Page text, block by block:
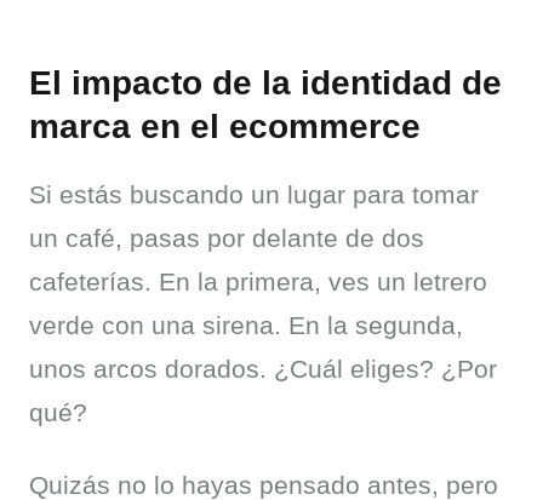
El impacto de la identidad de
marca en el ecommerce
Si estás buscando un lugar para tomar
un café, pasas por delante de dos
cafeterías. En la primera, ves un letrero
verde con una sirena. En la segunda,
unos arcos dorados. ¿Cuál eliges? ¿Por
qué?
Quizás no lo hayas pensado antes, pero